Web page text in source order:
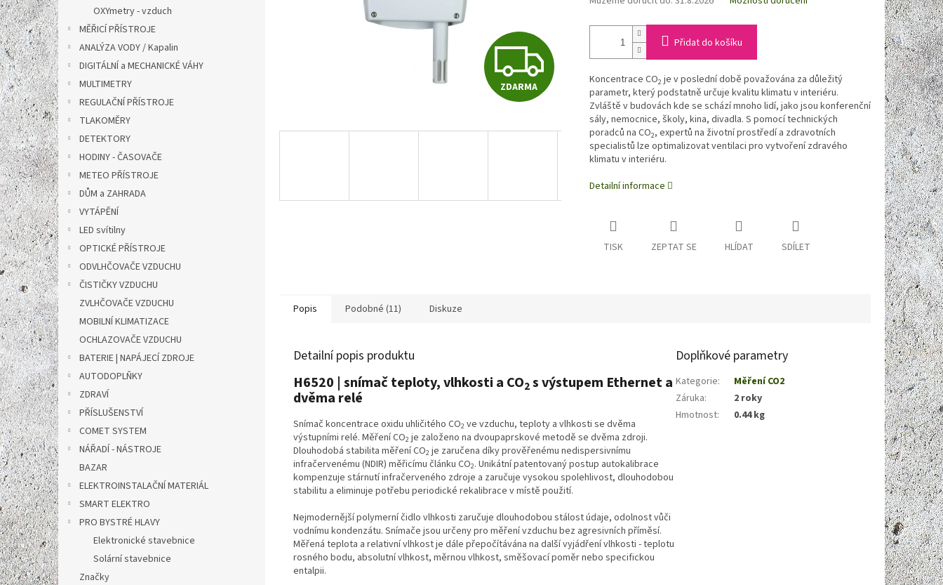
e
l
OXYmetry - vzduch
MĚŘICÍ PŘÍSTROJE
ANALÝZA VODY / Kapalin
DIGITÁLNÍ a MECHANICKÉ VÁHY
MULTIMETRY
REGULAČNÍ PŘÍSTROJE
TLAKOMĚRY
DETEKTORY
HODINY - ČASOVAČE
METEO PŘÍSTROJE
DŮM a ZAHRADA
VYTÁPĚNÍ
LED svítilny
OPTICKÉ PŘÍSTROJE
ODVLHČOVAČE VZDUCHU
ČISTIČKY VZDUCHU
ZVLHČOVAČE VZDUCHU
MOBILNÍ KLIMATIZACE
OCHLAZOVAČE VZDUCHU
BATERIE | NAPÁJECÍ ZDROJE
AUTODOPLŇKY
ZDRAVÍ
PŘÍSLUŠENSTVÍ
COMET SYSTEM
NÁŘADÍ - NÁSTROJE
BAZAR
ELEKTROINSTALAČNÍ MATERIÁL
SMART ELEKTRO
PRO BYSTRÉ HLAVY
Elektronické stavebnice
Solární stavebnice
Značky
Z
D
R
ZDARMA
Přidat do košíku
Koncentrace CO2 je v poslední době považována za důležitý
parametr, který podstatně určuje kvalitu klimatu v interiéru.
Zvláště v budovách kde se schází mnoho lidí, jako jsou konferenční
sály, nemocnice, školy, kina, divadla. S pomocí technických
poradců na CO2, expertů na životní prostředí a zdravotních
specialistů lze optimalizovat ventilaci pro vytvoření zdravého
klimatu v interiéru.
Detailní informace
TISK ZEPTAT SE HLÍDAT SDÍLET
Popis Podobné (11) Diskuze
Detailní popis produktu
H6520 | snímač teploty, vlhkosti a CO2s výstupem Ethernet a
dvěma relé
Snímač koncentrace oxidu uhličitého CO2 ve vzduchu, teploty a vlhkosti se dvěma
výstupními relé. Měření CO2 je založeno na dvoupaprskové metodě se dvěma zdroji.
Dlouhodobá stabilita měření CO2 je zaručena díky prověřenému nedispersivnímu
infračervenému (NDIR) měřicímu článku CO2. Unikátní patentovaný postup autokalibrace
kompenzuje stárnutí infračerveného zdroje a zaručuje vysokou spolehlivost, dlouhodobou
stabilitu a eliminuje potřebu periodické rekalibrace v místě použití.
Nejmodernější polymerní čidlo vlhkosti zaručuje dlouhodobou stálost údaje, odolnost vůči
vodnímu kondenzátu. Snímače jsou určeny pro měření vzduchu bez agresivních příměsí.
Měřená teplota a relativní vlhkost je dále přepočítávána na další vyjádření vlhkosti - teplotu
rosného bodu, absolutní vlhkost, měrnou vlhkost, směšovací poměr nebo specifickou
entalpii.
Doplňkové parametry
Kategorie:
Měření CO2
Záruka:
2 roky
Hmotnost: 0.44 kg